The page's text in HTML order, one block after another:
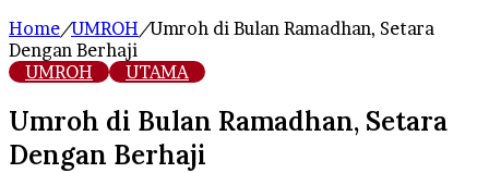
Home/UMROH/Umroh di Bulan Ramadhan, Setara
Dengan Berhaji
UMROH
UTAMA
Umroh di Bulan Ramadhan, Setara
Dengan Berhaji